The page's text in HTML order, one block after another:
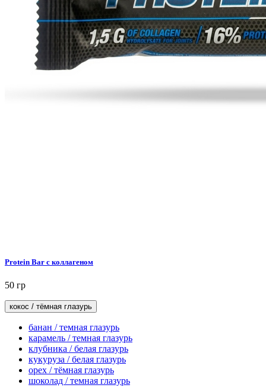
Protein Bar с коллагеном
50 гр
кокос / тёмная глазурь
банан / темная глазурь
карамель / темная глазурь
клубника / белая глазурь
кукуруза / белая глазурь
орех / тёмная глазурь
шоколад / темная глазурь